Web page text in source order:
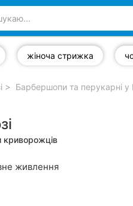
жіноча стрижка
Барбершопи та перукарні у
криворожців
живлення